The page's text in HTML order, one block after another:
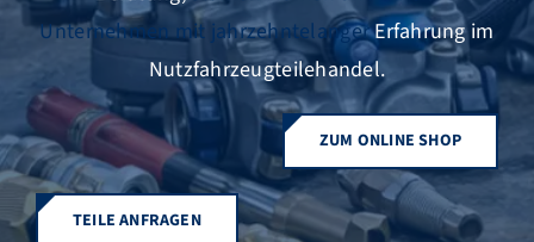
Unternehmen mit jahrzehntelangerErfahrung im
Nutzfahrzeugteilehandel.
ZUM ONLINE SHOP
TEILE ANFRAGEN